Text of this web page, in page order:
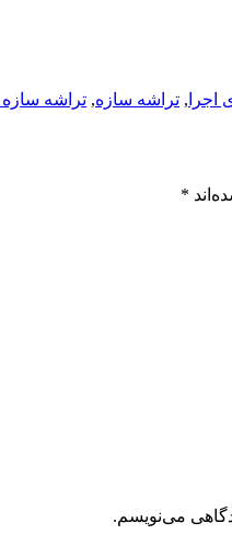
اجرا , تراشه سازه, تراشه
*
می‌نویسم.